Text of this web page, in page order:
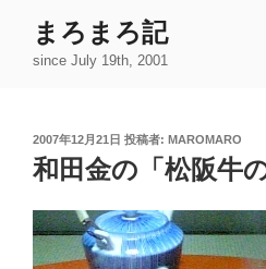
まろまろ記
since July 19th, 2001
投
稿
日:
2007年12月21日 投稿者: MAROMARO
和田金の「松阪牛